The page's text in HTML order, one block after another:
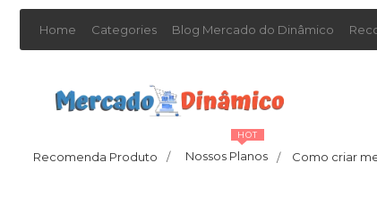
Home Categories Blog Mercado do Dinâmico
Recomenda Produto / Nossos Planos /
HOT
Como criar